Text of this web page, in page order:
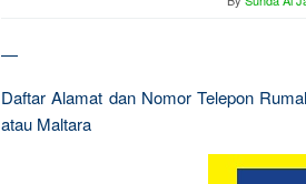
—
Daftar Alamat dan Nomor Telepon
atau Maltara